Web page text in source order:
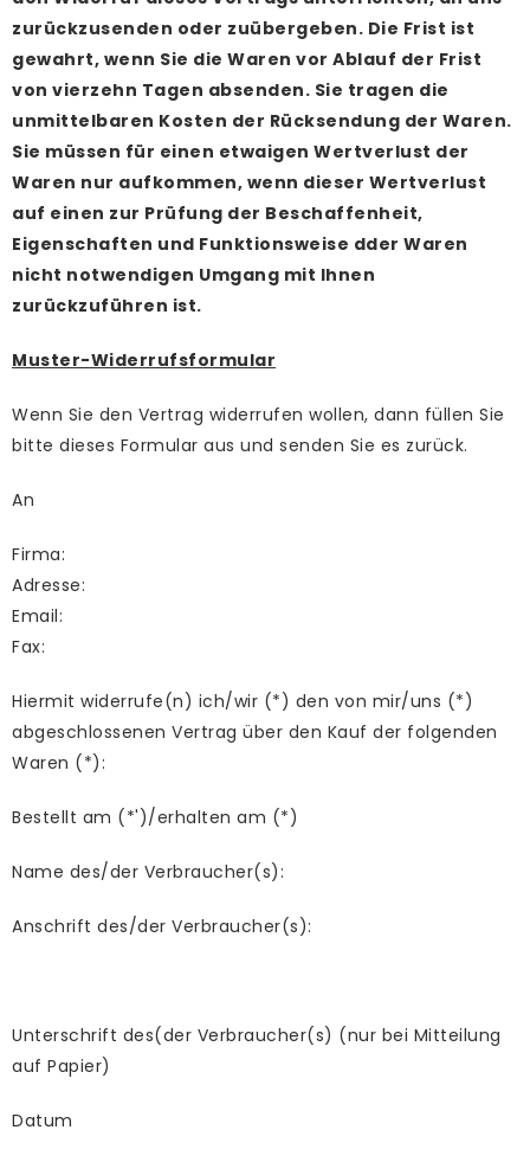
zurückzusenden oder zuübergeben. Die Frist ist
gewahrt, wenn Sie die Waren vor Ablauf der Frist
von vierzehn Tagen absenden. Sie tragen die
unmittelbaren Kosten der Rücksendung der Waren.
Sie müssen für einen etwaigen Wertverlust der
Waren nur aufkommen, wenn dieser Wertverlust
auf einen zur Prüfung der Beschaffenheit,
Eigenschaften und Funktionsweise dder Waren
nicht notwendigen Umgang mit Ihnen
zurückzuführen ist.
Muster-Widerrufsformular
Wenn Sie den Vertrag widerrufen wollen, dann füllen Sie
bitte dieses Formular aus und senden Sie es zurück.
An
Firma:
Adresse:
Email:
Fax:
Hiermit widerrufe(n) ich/wir (*) den von mir/uns (*)
abgeschlossenen Vertrag über den Kauf der folgenden
Waren (*):
Bestellt am (*')/erhalten am (*)
Name des/der Verbraucher(s):
Anschrift des/der Verbraucher(s):
Unterschrift des(der Verbraucher(s) (nur bei Mitteilung
auf Papier)
Datum